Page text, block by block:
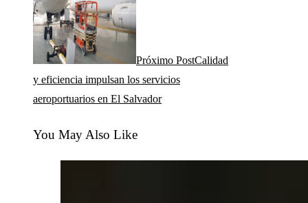
Próximo PostCalidad
y eficiencia impulsan los servicios
aeroportuarios en El Salvador
You May Also Like